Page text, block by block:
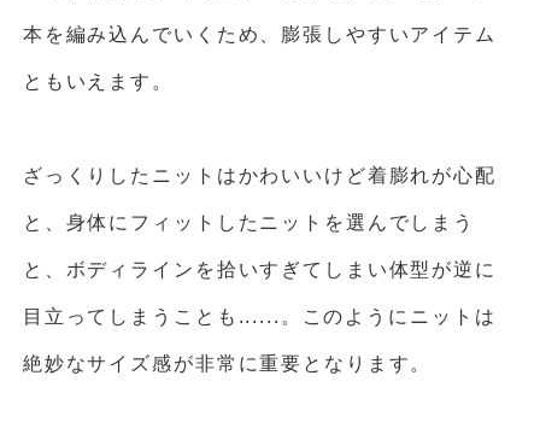
本を編み込んでいくため、膨張しやすいアイテム
ともいえます。
ざっくりしたニットはかわいいけど着膨れが心配
と、身体にフィットしたニットを選んでしまう
と、ボディラインを拾いすぎてしまい体型が逆に
目立ってしまうことも......。このようにニットは
絶妙なサイズ感が非常に重要となります。